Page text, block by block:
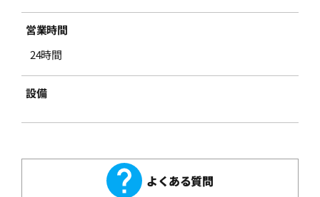
営業時間
24時間
設備
よくある質問